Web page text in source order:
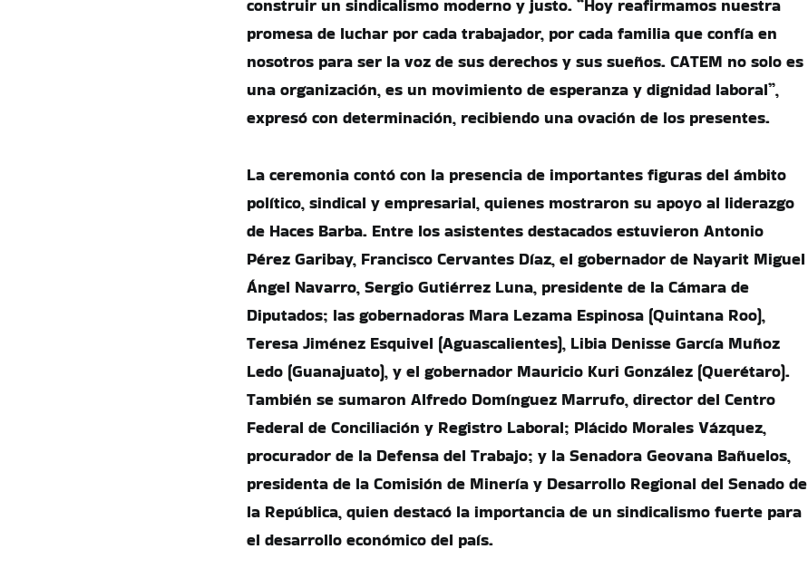
construir un sindicalismo moderno y justo. “Hoy reafirmamos nuestra
promesa de luchar por cada trabajador, por cada familia que confía en
nosotros para ser la voz de sus derechos y sus sueños. CATEM no solo es
una organización, es un movimiento de esperanza y dignidad laboral”,
expresó con determinación, recibiendo una ovación de los presentes.
La ceremonia contó con la presencia de importantes figuras del ámbito
político, sindical y empresarial, quienes mostraron su apoyo al liderazgo
de Haces Barba. Entre los asistentes destacados estuvieron Antonio
Pérez Garibay, Francisco Cervantes Díaz, el gobernador de Nayarit Miguel
Ángel Navarro, Sergio Gutiérrez Luna, presidente de la Cámara de
Diputados; las gobernadoras Mara Lezama Espinosa (Quintana Roo),
Teresa Jiménez Esquivel (Aguascalientes), Libia Denisse García Muñoz
Ledo (Guanajuato), y el gobernador Mauricio Kuri González (Querétaro).
También se sumaron Alfredo Domínguez Marrufo, director del Centro
Federal de Conciliación y Registro Laboral; Plácido Morales Vázquez,
procurador de la Defensa del Trabajo; y la Senadora Geovana Bañuelos,
presidenta de la Comisión de Minería y Desarrollo Regional del Senado de
la República, quien destacó la importancia de un sindicalismo fuerte para
el desarrollo económico del país.